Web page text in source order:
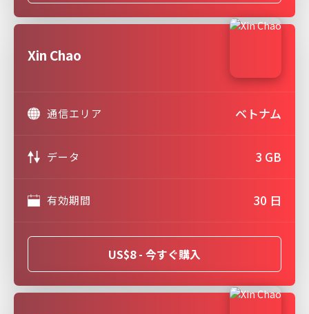
Xin Chao
通信エリア ベトナム
データ 3 GB
有効期間 30 日
US$8 - 今すぐ購入